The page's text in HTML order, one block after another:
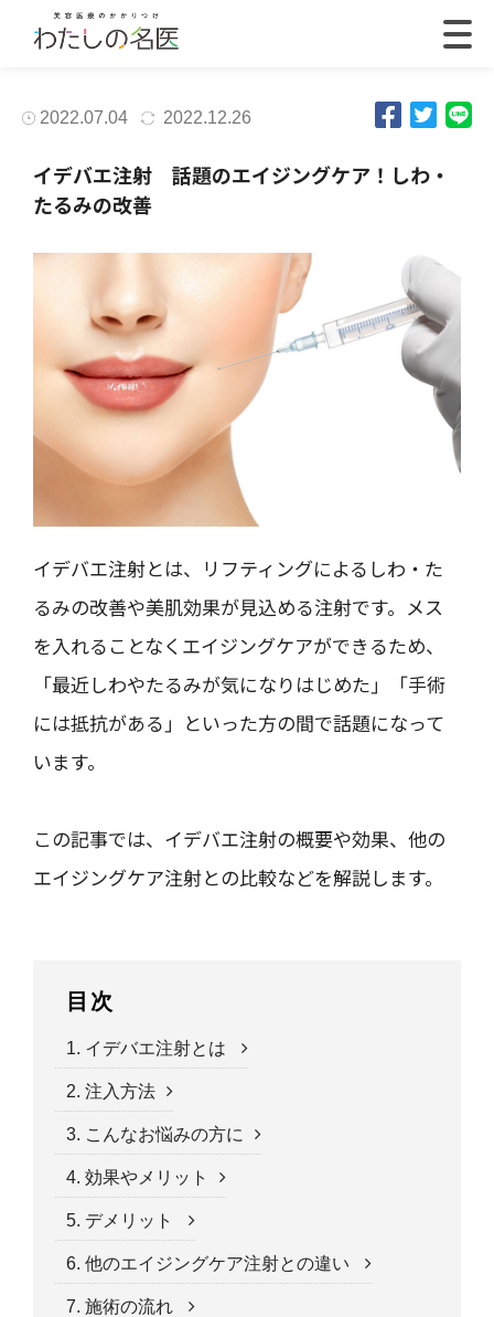
2022.07.04 2022.12.26
イデバエ注射 話題のエイジングケア！しわ・
たるみの改善
イデバエ注射とは、リフティングによるしわ・た
るみの改善や美肌効果が見込める注射です。メス
を入れることなくエイジングケアができるため、
「最近しわやたるみが気になりはじめた」「手術
には抵抗がある」といった方の間で話題になって
います。
この記事では、イデバエ注射の概要や効果、他の
エイジングケア注射との比較などを解説します。
目次
1. イデバエ注射とは
2. 注入方法
3. こんなお悩みの方に
4. 効果やメリット
5. デメリット
6. 他のエイジングケア注射との違い
7. 施術の流れ